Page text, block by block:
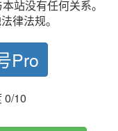
站没有任何关系。
律法规。
Pro
0/10